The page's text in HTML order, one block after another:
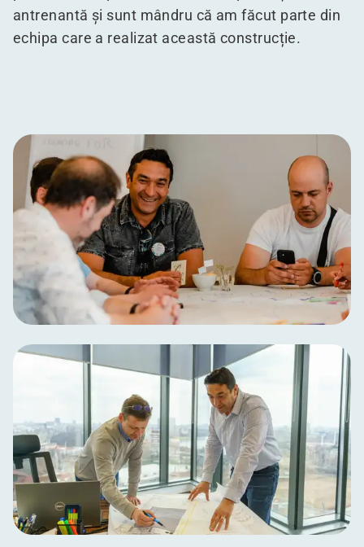
antrenantă și sunt mândru că am făcut parte din
echipa care a realizat această construcție.